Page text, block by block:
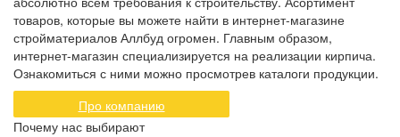
товаров, которые вы можете найти в интернет-магазине
стройматериалов Аллбуд огромен. Главным образом,
интернет-магазин специализируется на реализации кирпича.
Ознакомиться с ними можно просмотрев каталоги продукции.
Про компанию
Почему нас выбирают